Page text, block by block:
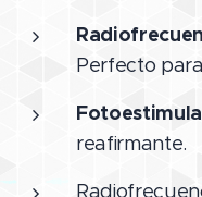
Perfecto
reafirmante.